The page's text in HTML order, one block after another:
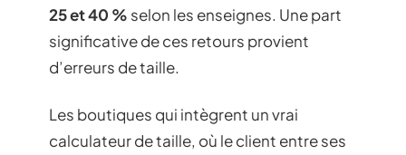
25 et 40 % selon les enseignes. Une part
significative de ces retours provient
d’erreurs de taille.
Les boutiques qui intègrent un vrai
calculateur de taille, où le client entre ses